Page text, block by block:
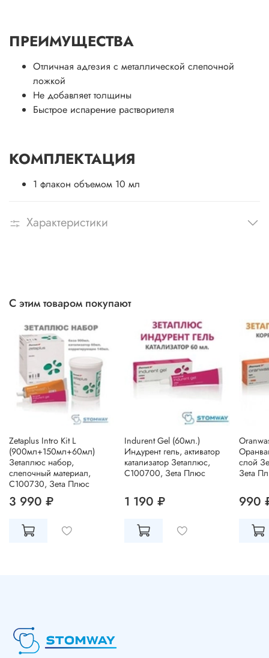
ПРЕИМУЩЕСТВА
Отличная адгезия с металлической слепочной
ложкой
Не добавляет толщины
Быстрое испарение растворителя
КОМПЛЕКТАЦИЯ
1 флакон объемом 10 мл
Характеристики
С этим товаром покупают
Zetaplus Intro Kit L
(900мл+150мл+60мл)
Зетаплюс набор,
слепочный материал,
C100730, Зета Плюс
3 990 ₽
Indurent Gel (60мл.)
Индурент гель, активатор
катализатор Зетаплюс,
C100700, Зета Плюс
1 190 ₽
слой
Зета
990